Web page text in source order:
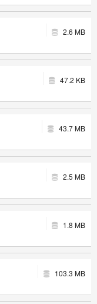
2.6 MB
47.2 KB
43.7 MB
2.5 MB
1.8 MB
103.3 MB